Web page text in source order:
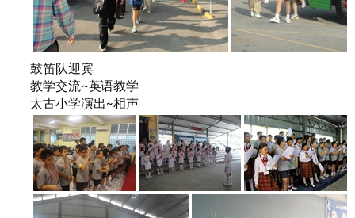
鼓笛队迎宾
教学交流~英语教学
太古小学演出~相声